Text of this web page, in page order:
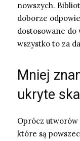
nowszych.
doborze
dostosowane do
wszystko to za
Mniej
ukryte
Oprócz utworów
które są